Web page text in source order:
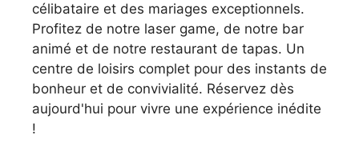
célibataire et des mariages exceptionnels.
Profitez de notre laser game, de notre bar
animé et de notre restaurant de tapas. Un
centre de loisirs complet pour des instants de
bonheur et de convivialité. Réservez dès
aujourd'hui pour vivre une expérience inédite
!